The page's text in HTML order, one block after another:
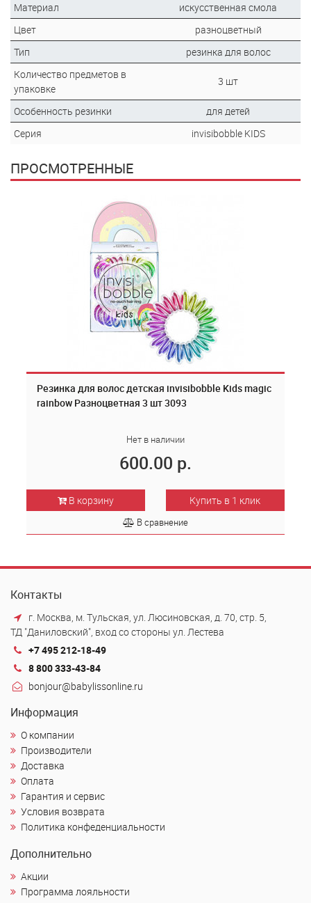
Материал
искусственная смола
Цвет
разноцветный
Тип
резинка для волос
Количество предметов в
упаковке
3 шт
Особенность резинки
для детей
Серия
invisibobble KIDS
ПРОСМОТРЕННЫЕ
Резинка для волос детская invisibobble Kids magic
rainbow Разноцветная 3 шт 3093
Нет в наличии
600.00 р.
В корзину Купить в 1 клик
В сравнение
Контакты
г. Москва, м. Тульская, ул. Люсиновская, д. 70, стр. 5,
ТД "Даниловский", вход со стороны ул. Лестева
+7 495 212-18-49
8 800 333-43-84
bonjour@babylissonline.ru
Информация
О компании
Производители
Доставка
Оплата
Гарантия и сервис
Условия возврата
Политика конфеденциальности
Дополнительно
Акции
Программа лояльности